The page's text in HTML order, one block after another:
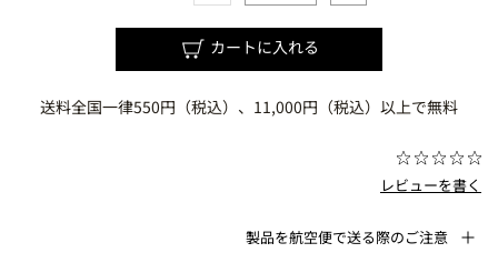
カートに入れる
送料全国一律550円（税込）、11,000円（税込）以上で無料
レビューを書く
製品を航空便で送る際のご注意